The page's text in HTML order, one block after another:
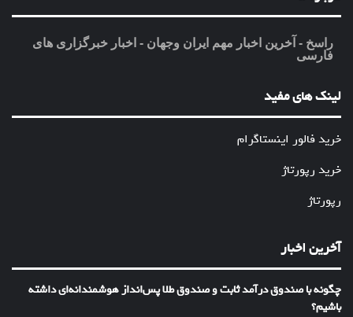
راسخ - آخرین اخبار مهم ایران وجهان - اخبار خبرگزاری های
فارسی
لینک های مفید
خرید فالور اینستاگرام
خرید رپورتاژ
رپورتاژ
آخرین اخبار
چگونه با صندوق درآمد ثابت و صندوق طلا پس‌انداز هوشمندانه‌ای داشته
باشیم؟